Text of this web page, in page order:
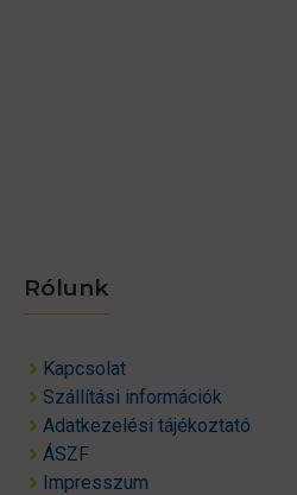
Rólunk
Kapcsolat
Szállítási információk
Adatkezelési tájékoztató
ÁSZF
Impresszum